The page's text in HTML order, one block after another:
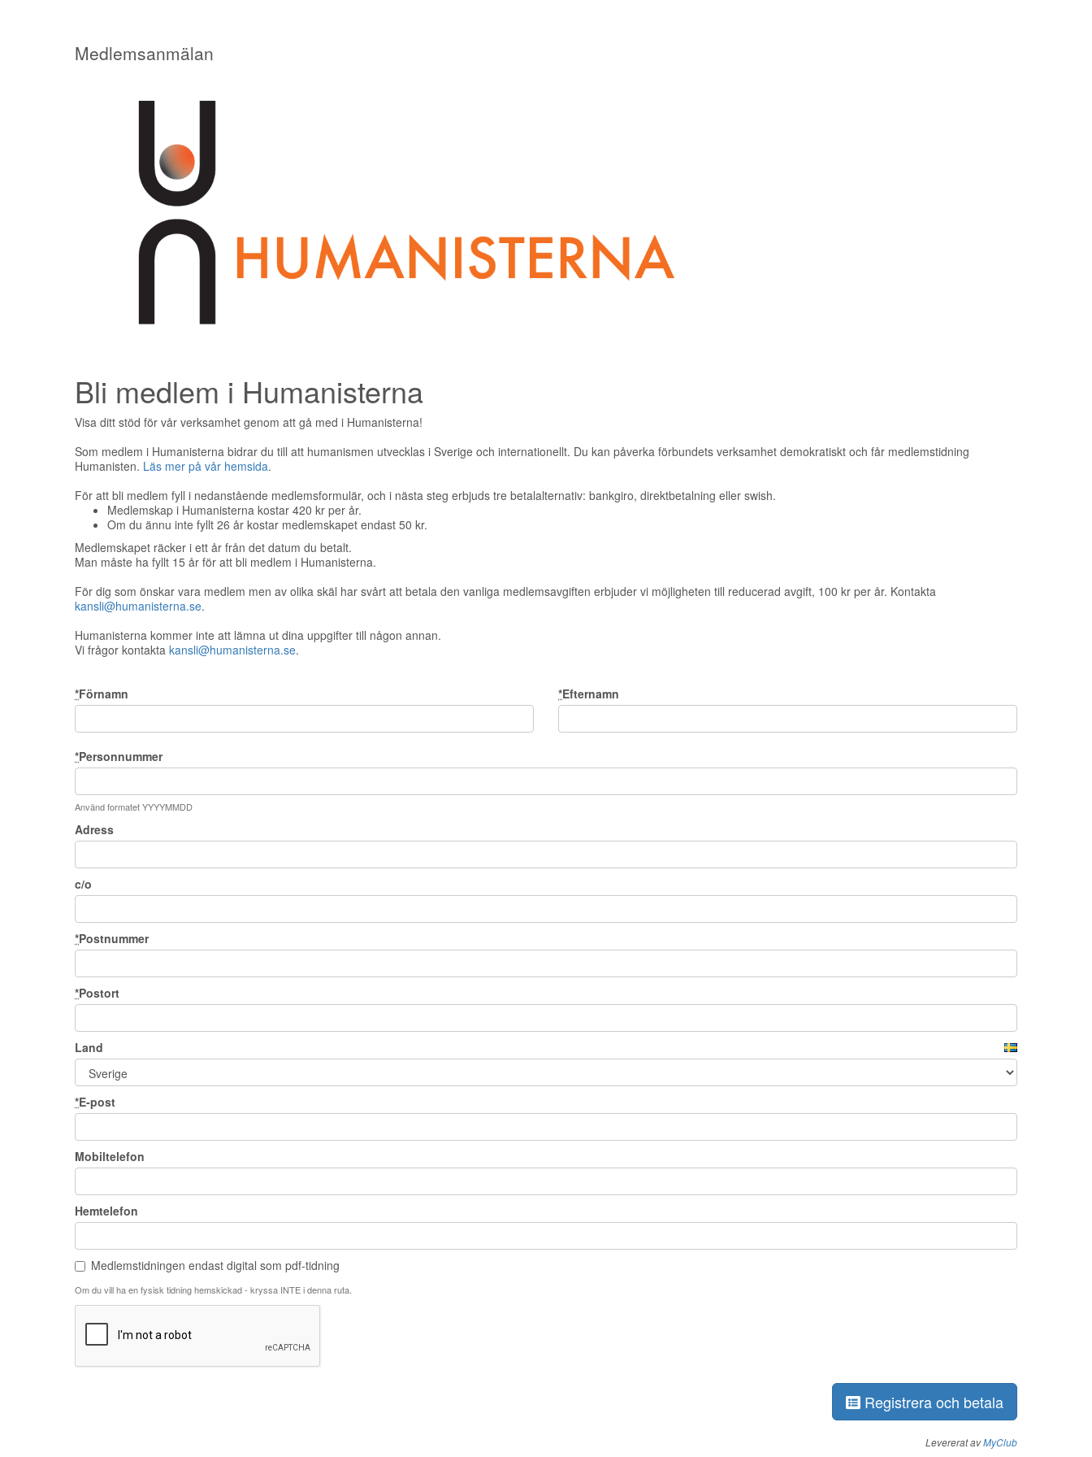
Medlemsanmälan
Bli medlem i Humanisterna
Visa ditt stöd för vår verksamhet genom att gå med i Humanisterna!
Som medlem i Humanisterna bidrar du till att humanismen utvecklas i Sverige och internationellt. Du kan påverka förbundets verksamhet demokratiskt och får medlemstidning
Humanisten. Läs mer på vår hemsida.
För att bli medlem fyll i nedanstående medlemsformulär, och i nästa steg erbjuds tre betalalternativ: bankgiro, direktbetalning eller swish.
Medlemskap i Humanisterna kostar 420 kr per år.
Om du ännu inte fyllt 26 år kostar medlemskapet endast 50 kr.
Medlemskapet räcker i ett år från det datum du betalt.
Man måste ha fyllt 15 år för att bli medlem i Humanisterna.
För dig som önskar vara medlem men av olika skäl har svårt att betala den vanliga medlemsavgiften erbjuder vi möjligheten till reducerad avgift, 100 kr per år. Kontakta
kansli@humanisterna.se.
Humanisterna kommer inte att lämna ut dina uppgifter till någon annan.
Vi frågor kontakta kansli@humanisterna.se.
*Förnamn *Efternamn
*Personnummer
Använd formatet YYYYMMDD
Adress
c/o
*Postnummer
*Postort
Land
*E-post
Mobiltelefon
Hemtelefon
Medlemstidningen endast digital som pdf-tidning
Om du vill ha en fysisk tidning hemskickad - kryssa INTE i denna ruta.
Registrera och betala
Levererat avMyClub